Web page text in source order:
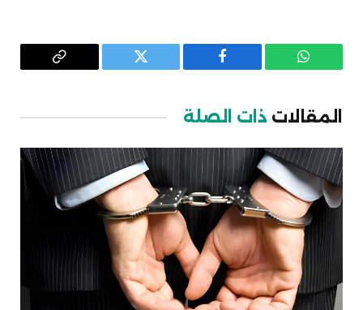
واتساب فيسبوك تويتر
Copy
المقالات ذات الصلة